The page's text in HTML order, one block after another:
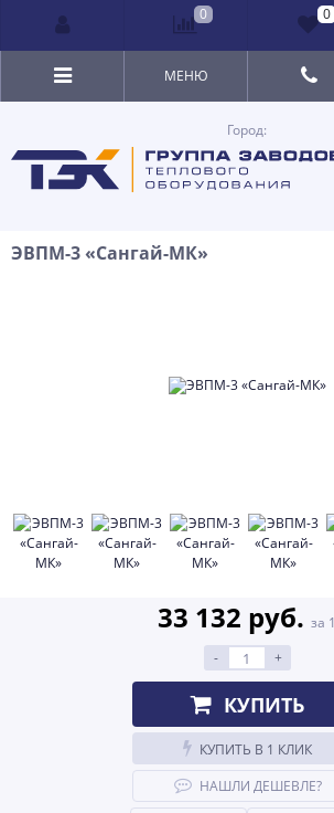
Город:
МЕНЮ
ЭВПМ-3 «Сангай-МК»
33 132 руб. за 1
-
+
КУПИТЬ
КУПИТЬ В 1 КЛИК
НАШЛИ ДЕШЕВЛЕ?
0 0